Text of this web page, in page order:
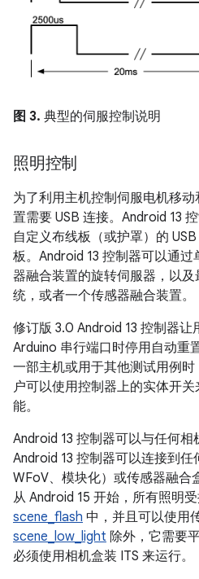
图 3. 典型的伺服控制说明
照明控制
为了利用主机控制伺服电机移
置需要 USB 连接。Android 13
自定义布线板（或护罩）的
板。 Android 13 控制器可以通
器融合装置的旋转伺服器，以
统，或者一个传感器融合装置。
修订版 3.0 Android 13 控制器让
Arduino 串行端口时停用自动重
一部主机或用于其他测试用例
户可以使用控制器上的实体开
能。
Android 13 控制器可以与任何相
Android 13 控制器可以连接到任
WFoV、模块化）或传感器融合
从 Android 15 开始，所有照明
scene_flash 中，并且可以使用
scene_low_light 除外，它需要
必须使用相机盒装 ITS 来运行。